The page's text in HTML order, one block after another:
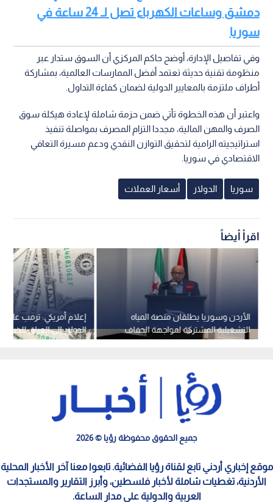
دمشق وساعات الكهرباء تصل لـ 24 ساعة في
سوريا
وفي تفاصيل الإدارة، أوضح حاكم المركزي أن السوق ستدار عبر
منظومة تقنية حديثة تعتمد أفضل الممارسات العالمية، بمشاركة
أطراف ملتزمة بالمعايير الدولية لضمان كفاءة التداول.
واعتبر أن هذه الخطوة تأتي ضمن حزمة شاملة لإعادة هيكلة سوق
الصرف والمهن المالية، مجددا التزام المصرف بمواصلة تنفيذ
استراتيجيته الرامية لتحقيق التوازن النقدي ودعم مسيرة التعافي
الاقتصادي في سوريا.
سوريا الدولار أسعار العملات
اقرأ أيضاً
إعلام أمريكي: ترمب
الدولار إلى العراق
"مليشياته" المدعومة من
الأردن وسوريا يطلقان منصة المياه
التشغيلية المشتركة لمواجهة الجفاف
2026
جميع الحقوق محفوظة رؤيا © 2026
موقع إخباري أردني تابع لقناة رؤيا الفضائية. تابعوا معنا آخر الأخبار المحلية
الأردنية، تغطيات شاملة لأخبار فلسطين، وأبرز التقارير والمستجدات
العربية والدولية على مدار الساعة.